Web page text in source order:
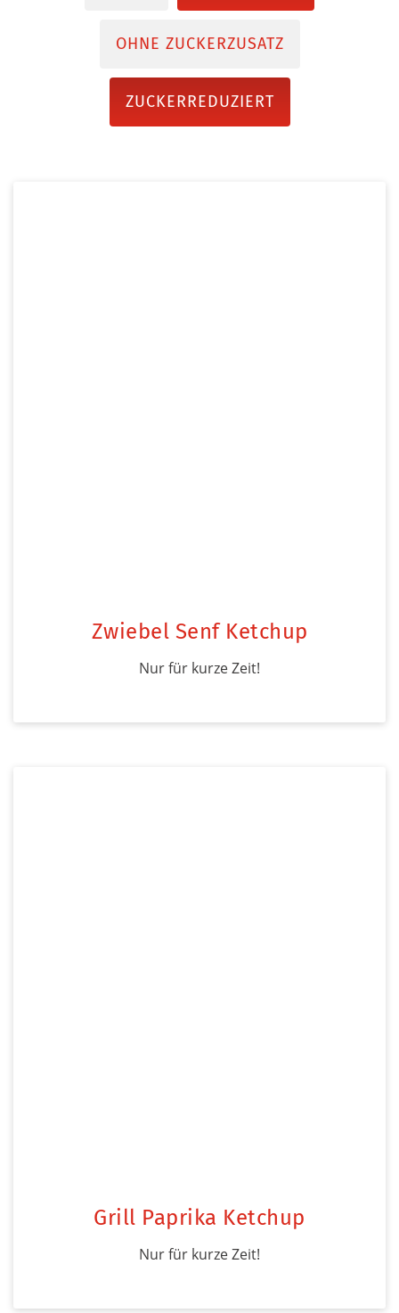
OHNE ZUCKERZUSATZ
ZUCKERREDUZIERT
Zwiebel Senf Ketchup
Nur für kurze Zeit!
Grill Paprika Ketchup
Nur für kurze Zeit!